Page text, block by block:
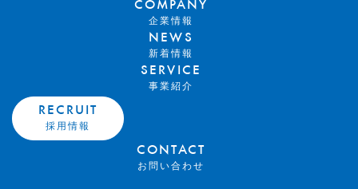
COMPANY
企業情報
NEWS
新着情報
SERVICE
事業紹介
RECRUIT
採用情報
CONTACT
お問い合わせ